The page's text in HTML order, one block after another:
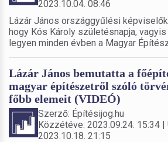
2023.10.04. 08:46
Lázár János országgyűlési
hogy Kós Károly születésnapja,
legyen minden évben a Magyar
Lázár János bemutatta a
magyar építészetről szóló
főbb elemeit (VIDEÓ)
Szerző: Építésijog.hu
Közzétéve: 2023.09.24. 15:34
2023.10.18. 21:15